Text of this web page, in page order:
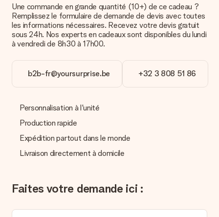
Comment puis-je régler ma commande ?
Nous proposons les formes de paiement suivantes : Paypal,
carte bancaire ou par virement bancaire. Comptez un délai de
3 jours supplémentaires pour la livraison de votre cadeau en
Réception du cadeau
Que puis-je faire si le cadeau ne me convient pas tout à
Nous déplorons le fait que votre cadeau ne vous plaise pas.
Vous pouvez dans ce cas contacter notre service client qui
vous aidera à trouver une solution satisfaisante.
La facture est-elle envoyée avec le cadeau ?
Nous n’envoyons pas de facture avec le cadeau. Nous vous
l’envoyons par e-mail avec la confirmation de commande. Vous
envoyer directement le cadeau à l’heureux destinataire, pour
Une commande en grande quantité (10+) de ce cadeau ?
Remplissez le formulaire de demande de devis avec toutes
les informations nécessaires. Recevez votre devis gratuit
sous 24h. Nos experts en cadeaux sont disponibles du lundi
à vendredi de 8h30 à 17h00.
b2b-fr@yoursurprise.be +32 3 808 51 86
Personnalisation à l'unité
Production rapide
Expédition partout dans le monde
Livraison directement à domicile
Faites votre demande ici :